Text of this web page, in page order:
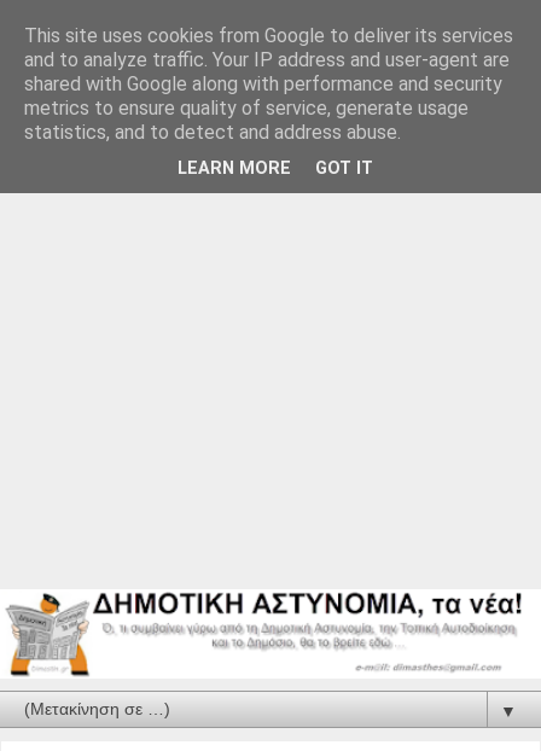
▼
This site uses cookies from Google to deliver its services
and to analyze traffic. Your IP address and user-agent are
shared with Google along with performance and security
metrics to ensure quality of service, generate usage
statistics, and to detect and address abuse.
LEARN MORE GOT IT